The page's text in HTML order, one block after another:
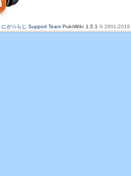
にが☆らじ Support Team PukiWiki 1.5.1 © 2001-2016